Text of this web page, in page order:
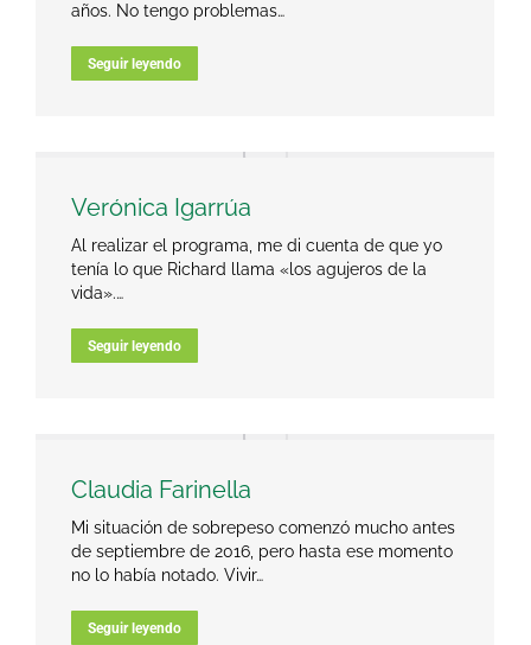
años. No tengo problemas…
Seguir leyendo
Verónica Igarrúa
Al realizar el programa, me di cuenta de que yo
tenía lo que Richard llama «los agujeros de la
vida».…
Seguir leyendo
Claudia Farinella
Mi situación de sobrepeso comenzó mucho antes
de septiembre de 2016, pero hasta ese momento
no lo había notado. Vivir…
Seguir leyendo